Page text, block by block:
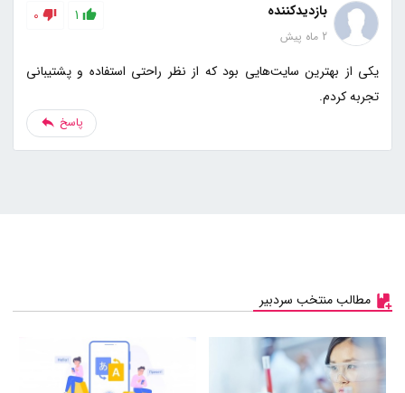
بازدیدکننده
2 ماه پیش
1
0
یکی از بهترین سایت‌هایی بود که از نظر راحتی استفاده و پشتیبانی
تجربه کردم.
پاسخ
مطالب منتخب سردبیر